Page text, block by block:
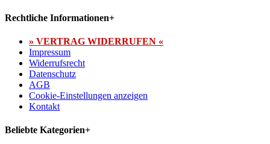
Rechtliche Informationen+
» VERTRAG WIDERRUFEN «
Impressum
Widerrufsrecht
Datenschutz
AGB
Cookie-Einstellungen anzeigen
Kontakt
Beliebte Kategorien+